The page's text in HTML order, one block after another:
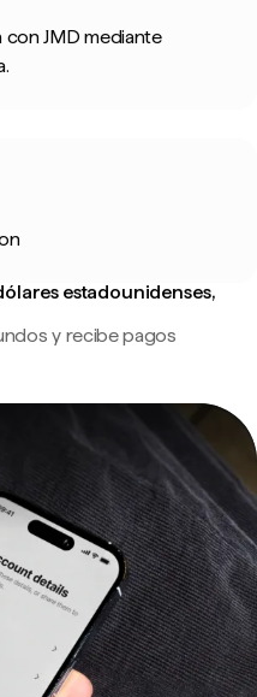
JMD mediante
estadounidenses,
y recibe pagos